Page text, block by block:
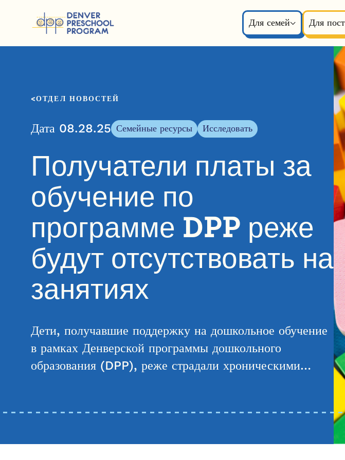
Для семей
Для
ОТДЕЛ НОВОСТЕЙ
Дата 08.28.25 Семейные ресурсы Исследовать
Получатели платы за
обучение по
программе DPP реже
будут отсутствовать на
занятиях
Дети, получавшие поддержку на дошкольное обучение
в рамках Денверской программы дошкольного
образования (DPP), реже страдали хроническими…